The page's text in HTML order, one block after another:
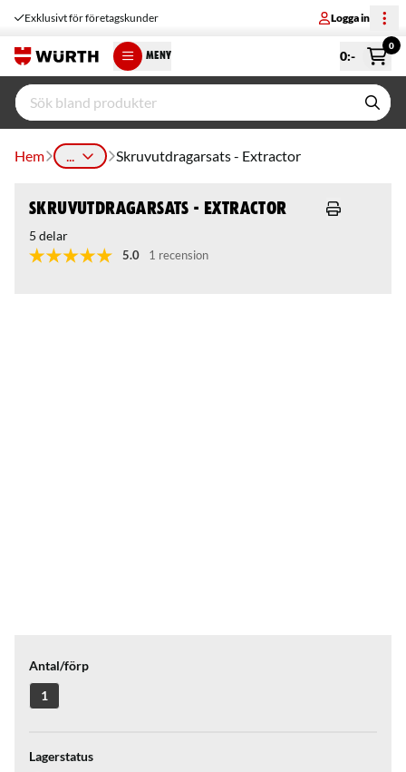
Exklusivt för företagskunder Logga in
MENY 0:-
0
Hem ... Skruvutdragarsats - Extractor
Skruvutdragarsats - Extractor
5 delar
5.0 1 recension
Antal/förp
1
Lagerstatus